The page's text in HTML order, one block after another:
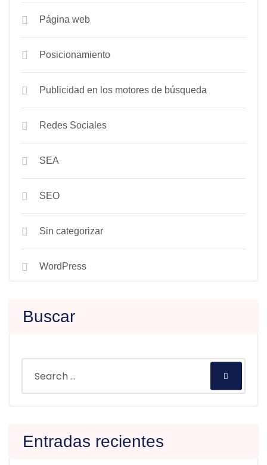
Página web
Posicionamiento
Publicidad en los motores de búsqueda
Redes Sociales
SEA
SEO
Sin categorizar
WordPress
Buscar
Entradas recientes